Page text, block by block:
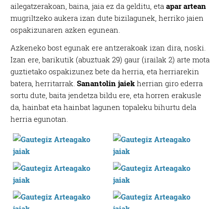
ailegatzerakoan, baina, jaia ez da gelditu, eta apar artean
mugriltzeko aukera izan dute bizilagunek, herriko jaien
ospakizunaren azken egunean.
Azkeneko bost egunak ere antzerakoak izan dira, noski.
Izan ere, barikutik (abuztuak 29) gaur (irailak 2) arte mota
guztietako ospakizunez bete da herria, eta herriarekin
batera, herritarrak. Sanantolin jaiek herrian giro ederra
sortu dute, baita jendetza bildu ere, eta horren erakusle
da, hainbat eta hainbat lagunen topaleku bihurtu dela
herria egunotan.